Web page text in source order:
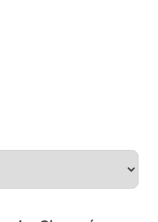
Facebooku
na LinkedIn